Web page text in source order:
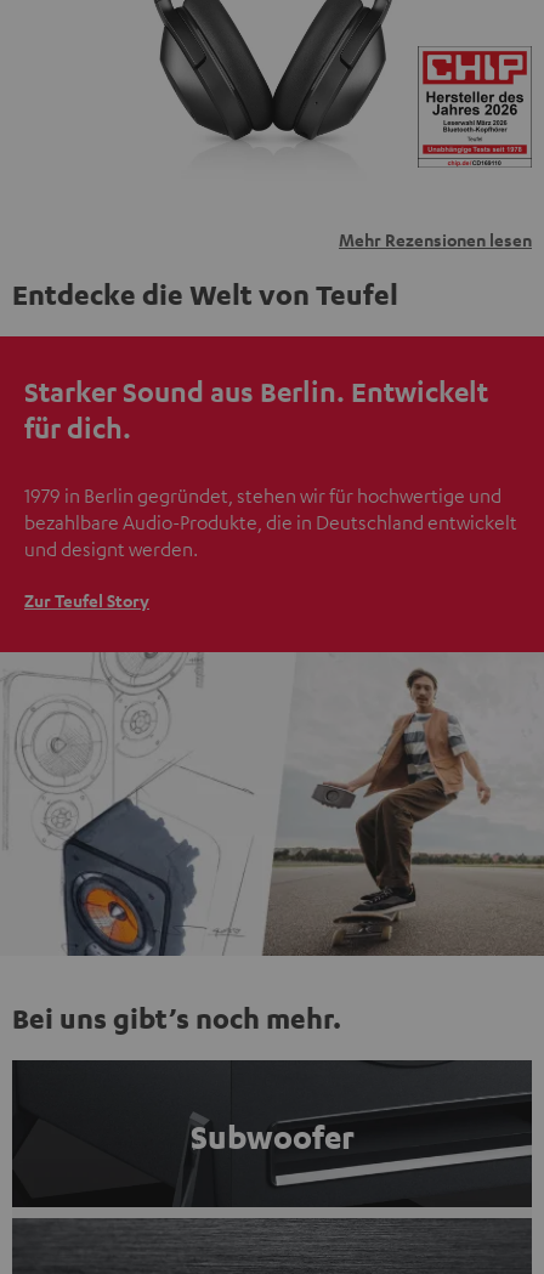
übermittelt werden.
Weitere Informationen sind in der
Datenschutzerklärung unter I zu finden.
Mehr Rezensionen lesen
Entdecke die Welt von Teufel
Starker Sound aus Berlin. Entwickelt
für dich.
1979 in Berlin gegründet, stehen wir für hochwertige und
bezahlbare Audio-Produkte, die in Deutschland entwickelt
und designt werden.
Zur Teufel Story
Bei uns gibt’s noch mehr.
Subwoofer